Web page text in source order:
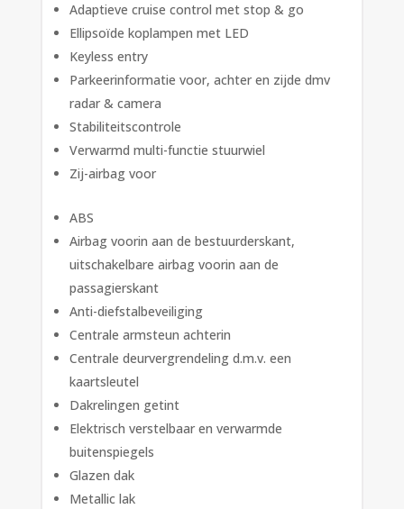
Adaptieve cruise control met stop & go
Ellipsoïde koplampen met LED
Keyless entry
Parkeerinformatie voor, achter en zijde dmv
radar & camera
Stabiliteitscontrole
Verwarmd multi-functie stuurwiel
Zij-airbag voor
ABS
Airbag voorin aan de bestuurderskant,
uitschakelbare airbag voorin aan de
passagierskant
Anti-diefstalbeveiliging
Centrale armsteun achterin
Centrale deurvergrendeling d.m.v. een
kaartsleutel
Dakrelingen getint
Elektrisch verstelbaar en verwarmde
buitenspiegels
Glazen dak
Metallic lak